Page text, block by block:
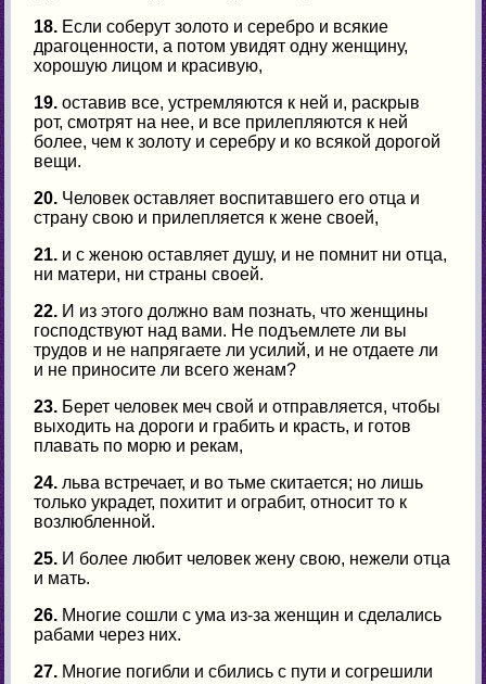
18. Если соберут золото и серебро и всякие
драгоценности, а потом увидят одну женщину,
хорошую лицом и красивую,
19. оставив все, устремляются к ней и, раскрыв
рот, смотрят на нее, и все прилепляются к ней
более, чем к золоту и серебру и ко всякой дорогой
вещи.
20. Человек оставляет воспитавшего его отца и
страну свою и прилепляется к жене своей,
21. и с женою оставляет душу, и не помнит ни отца,
ни матери, ни страны своей.
22. И из этого должно вам познать, что женщины
господствуют над вами. Не подъемлете ли вы
трудов и не напрягаете ли усилий, и не отдаете ли
и не приносите ли всего женам?
23. Берет человек меч свой и отправляется, чтобы
выходить на дороги и грабить и красть, и готов
плавать по морю и рекам,
24. льва встречает, и во тьме скитается; но лишь
только украдет, похитит и ограбит, относит то к
возлюбленной.
25. И более любит человек жену свою, нежели отца
и мать.
26. Многие сошли с ума из-за женщин и сделались
рабами через них.
27. Многие погибли и сбились с пути и согрешили